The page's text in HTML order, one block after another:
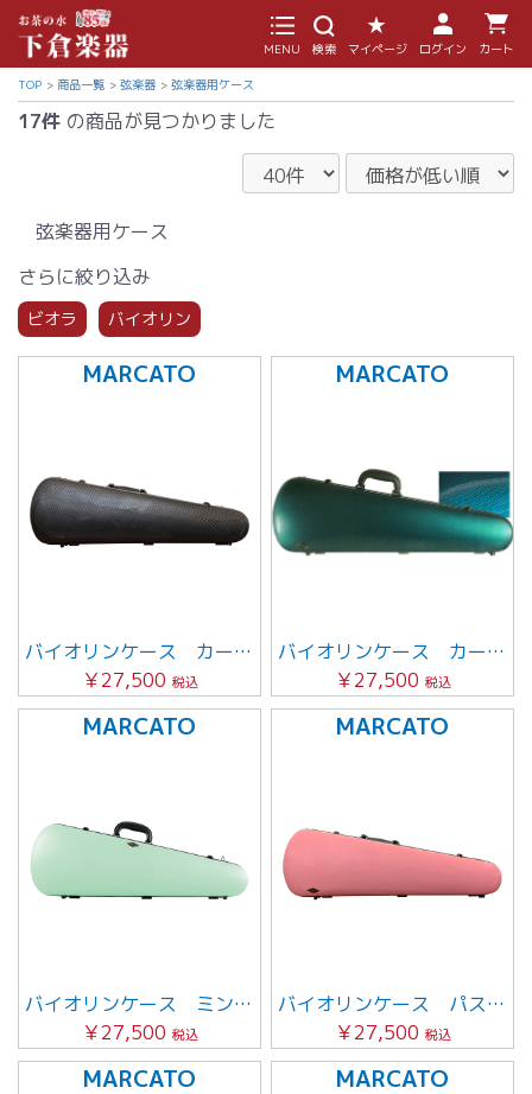
MENU 検索 マイページ ログイン カート
TOP 商品一覧 弦楽器 弦楽器用ケース
17件 の商品が見つかりました
弦楽器用ケース
さらに絞り込み
ビオラ バイオリン
MARCATO
バイオリンケース カーボンブラック
￥27,500 税込
MARCATO
バイオリンケース カーボンブルー
￥27,500 税込
MARCATO
バイオリンケース ミントグリーン
￥27,500 税込
MARCATO
バイオリンケース パステルピンク
￥27,500 税込
MARCATO MARCATO